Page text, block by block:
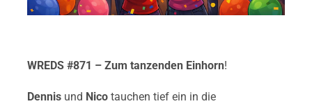
WREDS #871 – Zum tanzenden Einhorn!
Dennis und Nico tauchen tief ein in die